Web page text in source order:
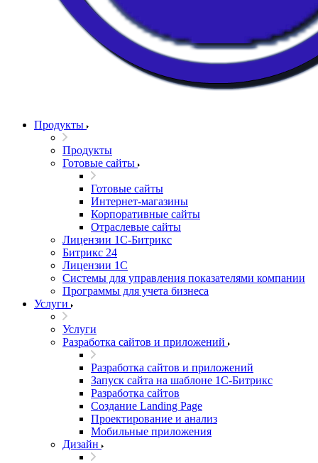
Продукты
Продукты
Готовые сайты
Готовые сайты
Интернет-магазины
Корпоративные сайты
Отраслевые сайты
Лицензии 1С-Битрикс
Битрикс 24
Лицензии 1С
Системы для управления показателями компании
Программы для учета бизнеса
Услуги
Услуги
Разработка сайтов и приложений
Разработка сайтов и приложений
Запуск сайта на шаблоне 1С-Битрикс
Разработка сайтов
Создание Landing Page
Проектирование и анализ
Мобильные приложения
Дизайн